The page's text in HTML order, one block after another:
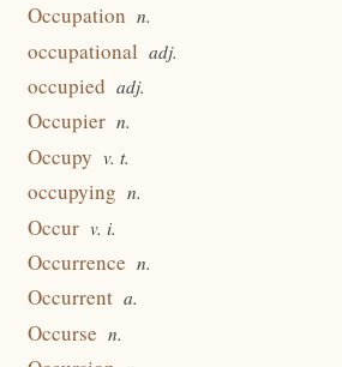
Occupation n.
occupational adj.
occupied adj.
Occupier n.
Occupy v. t.
occupying n.
Occur v. i.
Occurrence n.
Occurrent a.
Occurse n.